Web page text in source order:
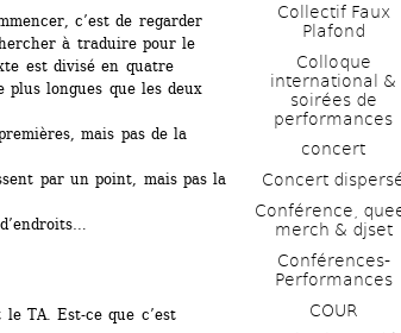
c’est de regarder
à traduire pour le
est divisé en quatre
plus longues que les deux
mais pas de la
par un point, mais pas la
TA. Est-ce que c’est
Collectif Faux
Plafond
Colloque
international &
soirées de
performances
concert
Concert
Conférence,
merch & djset
Conférences-
Performances
COUR